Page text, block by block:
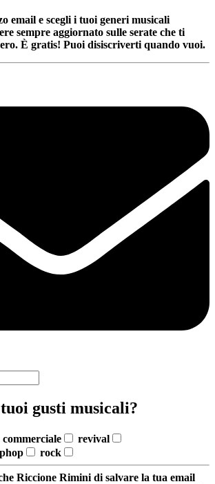
email e scegli i tuoi generi musicali
sempre aggiornato sulle serate che ti
È gratis! Puoi disiscriverti quando vuoi.
gusti musicali?
commerciale
revival
rock
Riccione Rimini di salvare la tua email